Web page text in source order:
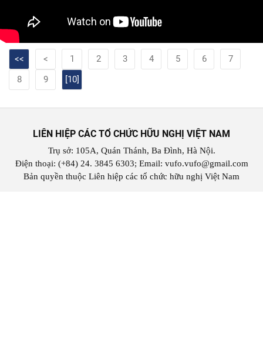
<< < 1 2 3 4 5 6
7
8
9 [10]
LIÊN HIỆP CÁC TỔ CHỨC HỮU NGHỊ VIỆT NAM
Trụ sở: 105A, Quán Thánh, Ba Đình, Hà Nội.
Điện thoại: (+84) 24. 3845 6303; Email: vufo.vufo@gmail.com
Bản quyền thuộc Liên hiệp các tổ chức hữu nghị Việt Nam